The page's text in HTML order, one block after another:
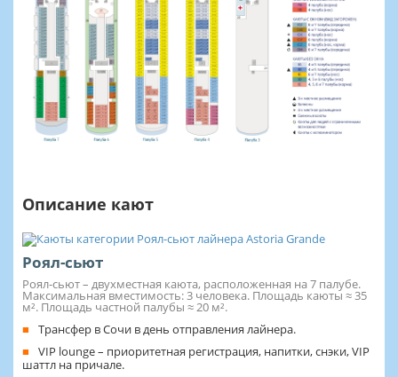
Описание кают
Роял-сьют
Роял-сьют – двухместная каюта, расположенная на 7 палубе.
Максимальная вместимость: 3 человека. Площадь каюты ≈ 35
м². Площадь частной палубы ≈ 20 м².
Трансфер в Сочи в день отправления лайнера.
VIP lounge – приоритетная регистрация, напитки, снэки, VIP
шаттл на причале.